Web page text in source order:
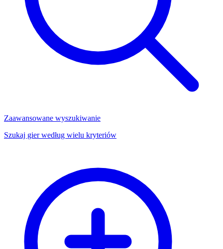
Zaawansowane wyszukiwanie
Szukaj gier według wielu kryteriów